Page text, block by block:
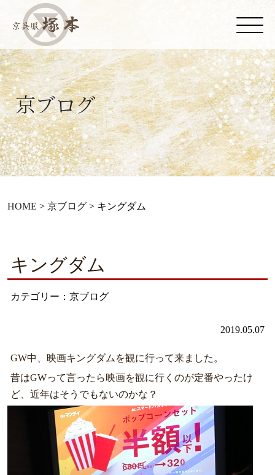
HOME > 京ブログ> キングダム
キングダム
カテゴリー：京ブログ
2019.05.07
GW中、映画キングダムを観に行って来ました。
昔はGWって言ったら映画を観に行くのが定番やったけ
ど、近年はそうでもないのかな？